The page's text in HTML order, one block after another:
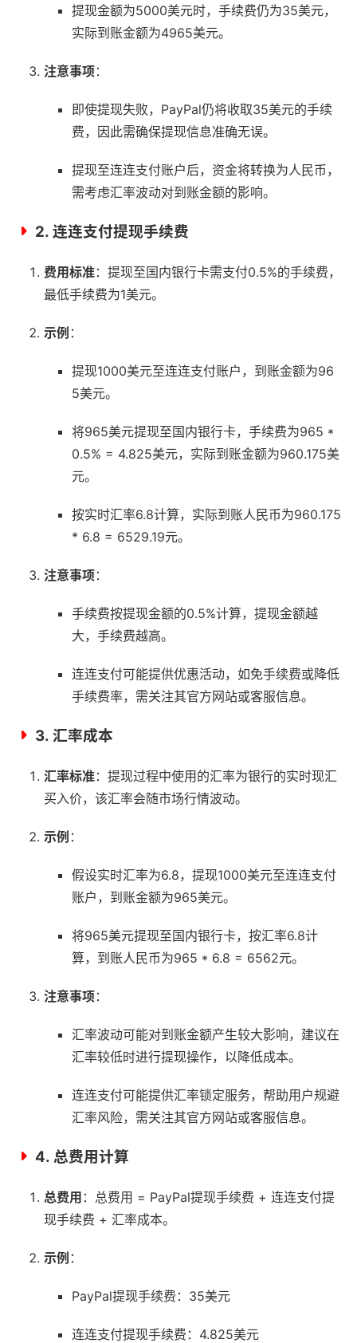
提现金额为5000美元时，手续费仍为35美元，
实际到账金额为4965美元。
注意事项：
即使提现失败，PayPal仍将收取35美元的手续
费，因此需确保提现信息准确无误。
提现至连连支付账户后，资金将转换为人民币，
需考虑汇率波动对到账金额的影响。
2. 连连支付提现手续费
费用标准：提现至国内银行卡需支付0.5%的手续费，
最低手续费为1美元。
示例 ：
提现1000美元至连连支付账户，到账金额为96
5美元。
将965美元提现至国内银行卡，手续费为965 *
0.5% = 4.825美元，实际到账金额为960.175美
元。
按实时汇率6.8计算，实际到账人民币为960.175
* 6.8 = 6529.19元。
注意事项：
手续费按提现金额的0.5%计算，提现金额越
大，手续费越高。
连连支付可能提供优惠活动，如免手续费或降低
手续费率，需关注其官方网站或客服信息。
3. 汇率成本
汇率标准：提现过程中使用的汇率为银行的实时现汇
买入价，该汇率会随市场行情波动。
示例 ：
假设实时汇率为6.8，提现1000美元至连连支付
账户，到账金额为965美元。
将965美元提现至国内银行卡，按汇率6.8计
算，到账人民币为965 * 6.8 = 6562元。
注意事项：
汇率波动可能对到账金额产生较大影响，建议在
汇率较低时进行提现操作，以降低成本。
连连支付可能提供汇率锁定服务，帮助用户规避
汇率风险，需关注其官方网站或客服信息。
4. 总费用计算
总费用 ：总费用 = PayPal提现手续费 + 连连支付提
现手续费 + 汇率成本。
示例 ：
PayPal提现手续费：35美元
连连支付提现手续费：4.825美元